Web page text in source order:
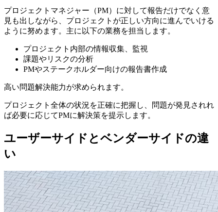
プロジェクトマネジャー（PM）に対して報告だけでなく意
見も出しながら、プロジェクトが正しい方向に進んでいける
ように努めます。 主に以下の業務を担当します。
プロジェクト内部の情報収集、監視
課題やリスクの分析
PMやステークホルダー向けの報告書作成
高い問題解決能力が求められます。
プロジェクト全体の状況を正確に把握し、問題が発見されれ
ば必要に応じてPMに解決策を提示します。
ユーザーサイドとベンダーサイドの違
い